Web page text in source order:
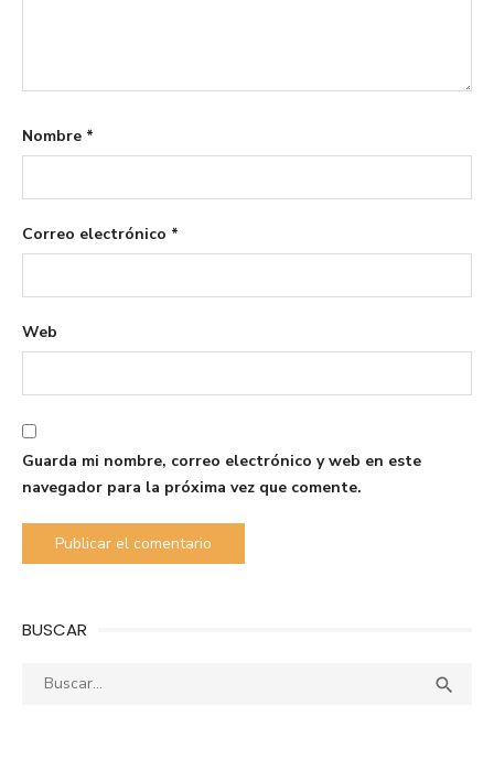
Nombre *
Correo electrónico *
Web
Guarda mi nombre, correo electrónico y web en este
navegador para la próxima vez que comente.
BUSCAR
Buscar: 